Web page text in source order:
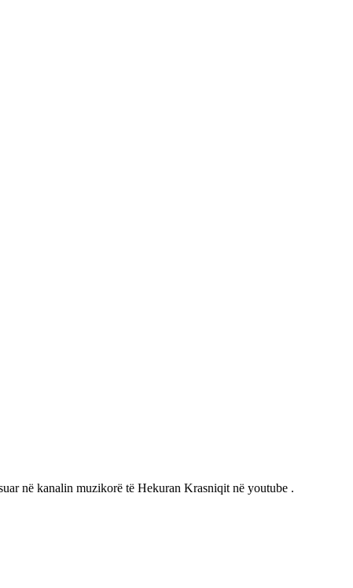
në kanalin muzikorë të Hekuran Krasniqit në youtube .